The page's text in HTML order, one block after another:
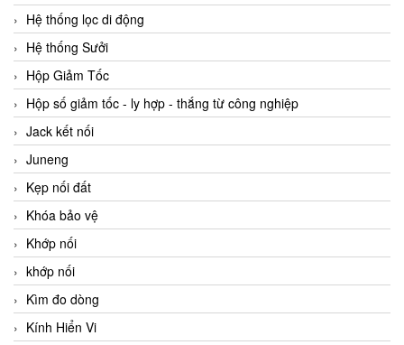
Hệ thống lọc di động
Hệ thống Sưởi
Hộp Giảm Tốc
Hộp số giảm tốc - ly hợp - thắng từ công nghiệp
Jack kết nối
Juneng
Kẹp nối đất
Khóa bảo vệ
Khớp nối
khớp nối
Kìm đo dòng
Kính Hiển Vi